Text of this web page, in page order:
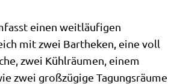
einen weitläufigen
mit zwei Bartheken, eine voll
zwei Kühlräumen, einem
zwei großzügige Tagungsräume